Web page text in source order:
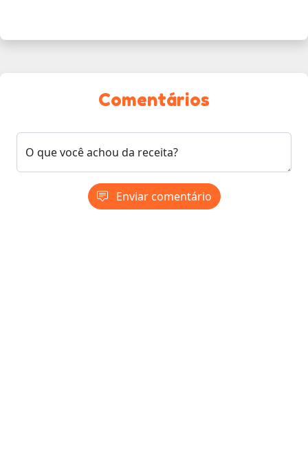
Comentários
O que você achou da receita?
Enviar comentário